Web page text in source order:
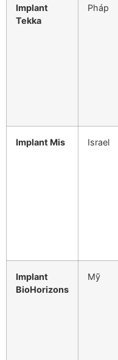
Implant
Tekka
Pháp
Implant Mis Israel
Implant
BioHorizons
Mỹ